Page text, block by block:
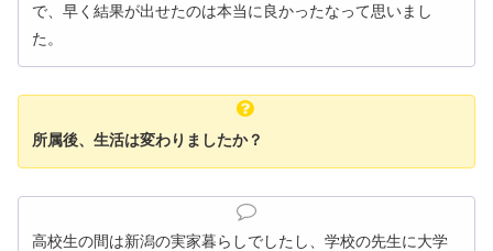
で、早く結果が出せたのは本当に良かったなって思いまし
た。
所属後、生活は変わりましたか？
高校生の間は新潟の実家暮らしでしたし、学校の先生に大学